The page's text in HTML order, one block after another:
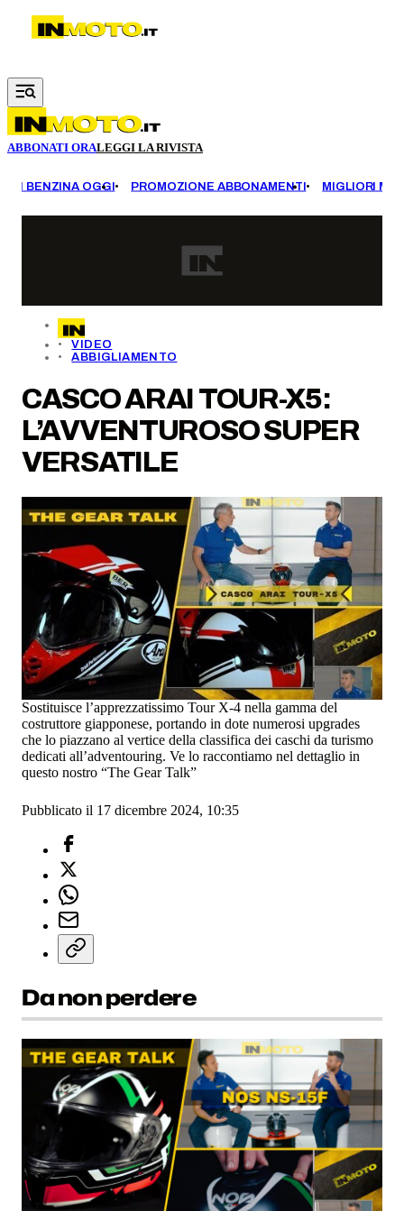
Vai al contenuto principale
ABBONATI ORALEGGI LA RIVISTA
BENZINA OGGI PROMOZIONE ABBONAMENTI MIGLIORI
VIDEO
ABBIGLIAMENTO
CASCO ARAI TOUR-X5:
L’AVVENTUROSO SUPER
VERSATILE
Sostituisce l’apprezzatissimo Tour X-4 nella gamma del
costruttore giapponese, portando in dote numerosi upgrades
che lo piazzano al vertice della classifica dei caschi da turismo
dedicati all’adventouring. Ve lo raccontiamo nel dettaglio in
questo nostro “The Gear Talk”
Pubblicato il 17 dicembre 2024, 10:35
Da non perdere